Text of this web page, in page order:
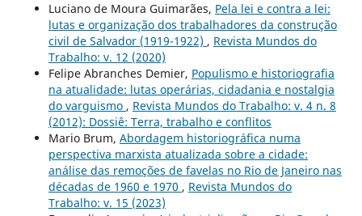
Luciano de Moura Guimarães, Pela lei e contra a lei:
lutas e organização dos trabalhadores da construção
civil de Salvador (1919-1922) , Revista Mundos do
Trabalho: v. 12 (2020)
Felipe Abranches Demier, Populismo e historiografia
na atualidade: lutas operárias, cidadania e nostalgia
do varguismo , Revista Mundos do Trabalho: v. 4 n. 8
(2012): Dossiê: Terra, trabalho e conflitos
Mario Brum, Abordagem historiográfica numa
perspectiva marxista atualizada sobre a cidade:
análise das remoções de favelas no Rio de Janeiro nas
décadas de 1960 e 1970 , Revista Mundos do
Trabalho: v. 15 (2023)